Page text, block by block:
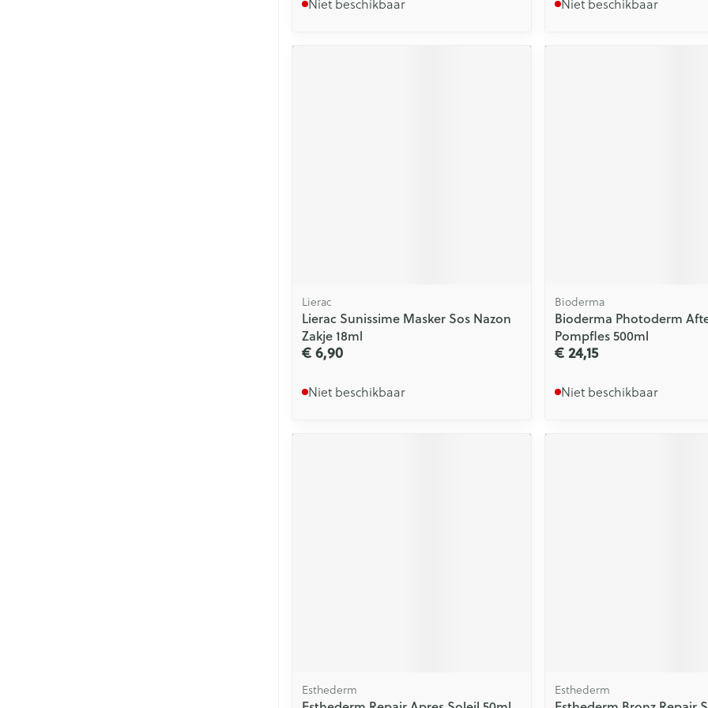
Niet beschikbaar Niet beschikbaar
Lierac
Lierac Sunissime Masker Sos Nazon
Zakje 18ml
€ 6,90
Niet beschikbaar
Bioderma
Bioderma Photoderm
Pompfles 500ml
€ 24,15
Niet beschikbaar
Esthederm Esthederm